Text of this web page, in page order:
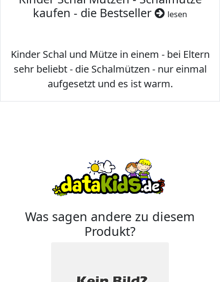
kaufen - die Bestseller
lesen
Kinder Schal und Mütze in einem - bei Eltern
sehr beliebt - die Schalmützen - nur einmal
aufgesetzt und es ist warm.
Was sagen andere zu diesem
Produkt?